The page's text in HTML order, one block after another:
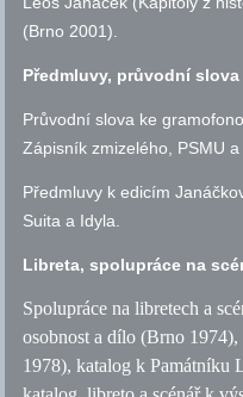
(Brno 2001).
Předmluvy, průvodní slova
Průvodní slova ke
Zápisník zmizelého, PSMU
Předmluvy k edicím
Suita a Idyla.
Libreta, spolupráce na
Spolupráce na libretech a
osobnost a dílo (Brno
1978), katalog k Památníku